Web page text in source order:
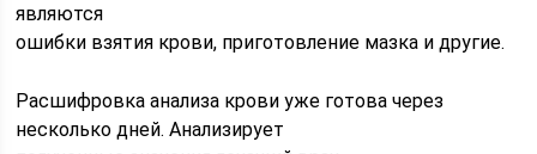
являются
ошибки взятия крови, приготовление мазка и другие.
Расшифровка анализа крови уже готова через
несколько дней. Анализирует